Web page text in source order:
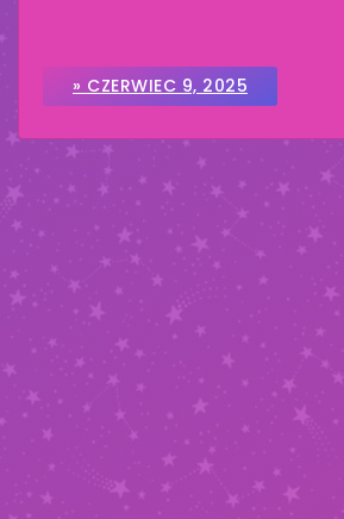
» CZERWIEC 9, 2025